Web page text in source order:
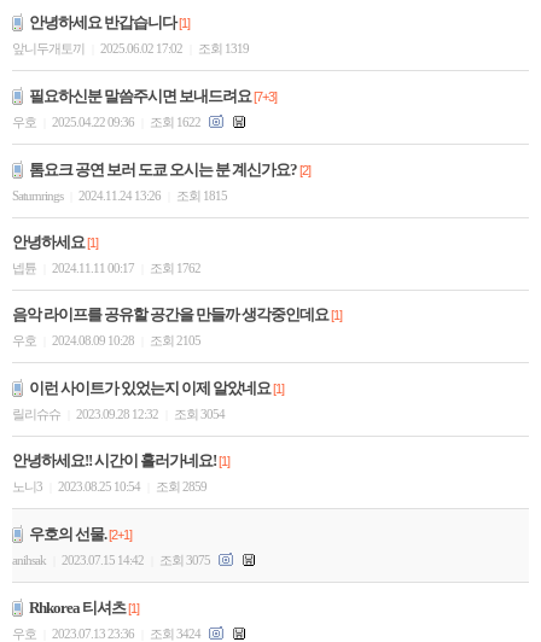
안녕하세요 반갑습니다[1]
앞니두개토끼
2025.06.02 17:02 조회 1319
필요하신분 말씀주시면 보내드려요[7+3]
우호
2025.04.22 09:36 조회 1622
톰요크 공연 보러 도쿄 오시는 분 계신가요?[2]
Saturnrings
2024.11.24 13:26 조회 1815
안녕하세요[1]
넵튠
2024.11.11 00:17 조회 1762
음악 라이프를 공유할 공간을 만들까 생각중인데요[1]
우호
2024.08.09 10:28 조회 2105
이런 사이트가 있었는지 이제 알았네요[1]
릴리슈슈
2023.09.28 12:32 조회 3054
안녕하세요!! 시간이 흘러가네요![1]
노니3
2023.08.25 10:54 조회 2859
우호의 선물.[2+1]
anihsak
2023.07.15 14:42 조회 3075
Rhkorea 티셔츠[1]
우호
2023.07.13 23:36 조회 3424